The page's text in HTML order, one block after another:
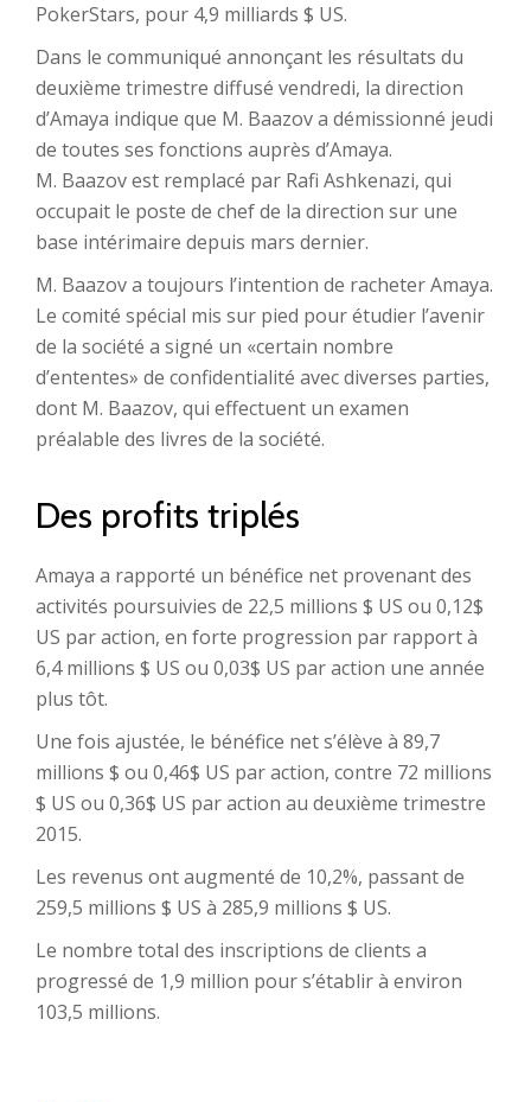
PokerStars, pour 4,9 milliards $ US.
Dans le communiqué annonçant les résultats du
deuxième trimestre diffusé vendredi, la direction
d’Amaya indique que M. Baazov a démissionné jeudi
de toutes ses fonctions auprès d’Amaya.
M. Baazov est remplacé par Rafi Ashkenazi, qui
occupait le poste de chef de la direction sur une
base intérimaire depuis mars dernier.
M. Baazov a toujours l’intention de racheter Amaya.
Le comité spécial mis sur pied pour étudier l’avenir
de la société a signé un «certain nombre
d’ententes» de confidentialité avec diverses parties,
dont M. Baazov, qui effectuent un examen
préalable des livres de la société.
Des profits triplés
Amaya a rapporté un bénéfice net provenant des
activités poursuivies de 22,5 millions $ US ou 0,12$
US par action, en forte progression par rapport à
6,4 millions $ US ou 0,03$ US par action une année
plus tôt.
Une fois ajustée, le bénéfice net s’élève à 89,7
millions $ ou 0,46$ US par action, contre 72 millions
$ US ou 0,36$ US par action au deuxième trimestre
2015.
Les revenus ont augmenté de 10,2%, passant de
259,5 millions $ US à 285,9 millions $ US.
Le nombre total des inscriptions de clients a
progressé de 1,9 million pour s’établir à environ
103,5 millions.